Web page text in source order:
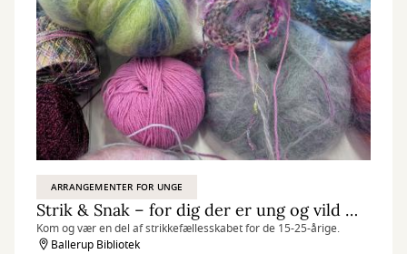
ARRANGEMENTER FOR UNGE
Strik & Snak – for dig der er ung og vild med garn
Kom og vær en del af strikkefællesskabet for de 15-25-årige.
Ballerup Bibliotek